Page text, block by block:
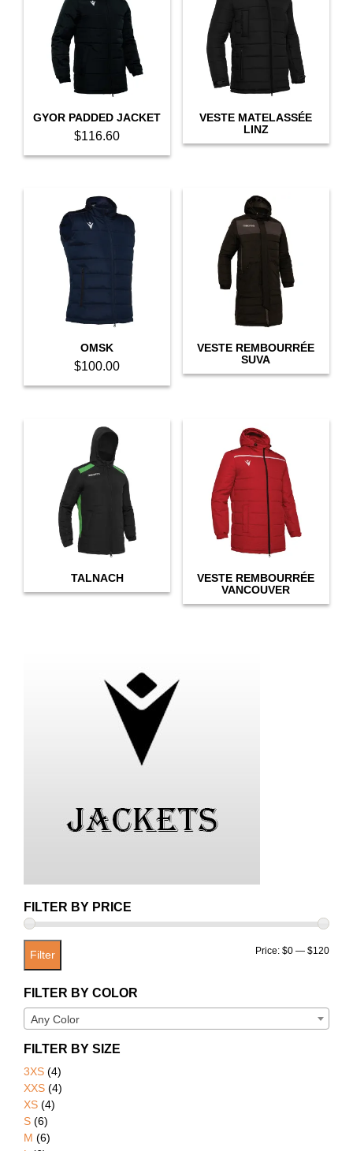
GYOR PADDED JACKET
$116.60
This
multiple
variants.
chosen
product
page
VESTE MATELASSÉE
LINZ
OMSK
$100.00
This
multiple
variants.
The
options
chosen
product
page
VESTE REMBOURRÉE
SUVA
TALNACH
VESTE REMBOURRÉE
VANCOUVER
FILTER BY PRICE
Min
Max
Filter Price: $0 — $120
FILTER BY COLOR
Any Color
FILTER BY SIZE
3XS (4)
XXS (4)
XS (4)
S (6)
M (6)